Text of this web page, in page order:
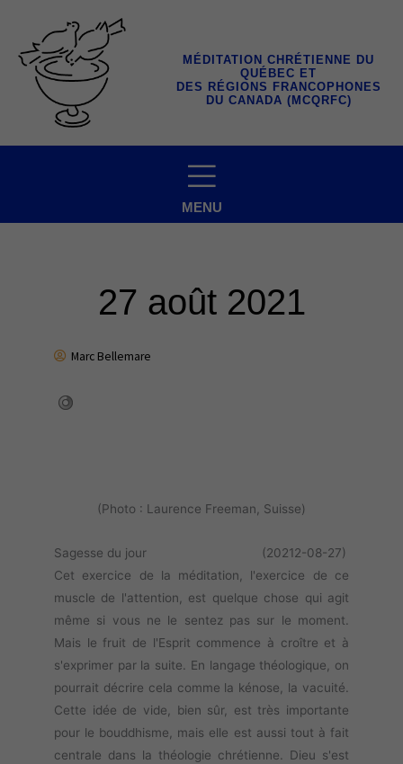
contenu
MÉDITATION CHRÉTIENNE DU
QUÉBEC ET
DES RÉGIONS FRANCOPHONES
DU CANADA (MCQRFC)
MENU
27 août 2021
Marc Bellemare
(Photo : Laurence Freeman, Suisse)
Sagesse du jour (20212-08-27)
Cet exercice de la méditation, l'exercice de ce
muscle de l'attention, est quelque chose qui agit
même si vous ne le sentez pas sur le moment.
Mais le fruit de l'Esprit commence à croître et à
s'exprimer par la suite. En langage théologique, on
pourrait décrire cela comme la kénose, la vacuité.
Cette idée de vide, bien sûr, est très importante
pour le bouddhisme, mais elle est aussi tout à fait
centrale dans la théologie chrétienne. Dieu s'est